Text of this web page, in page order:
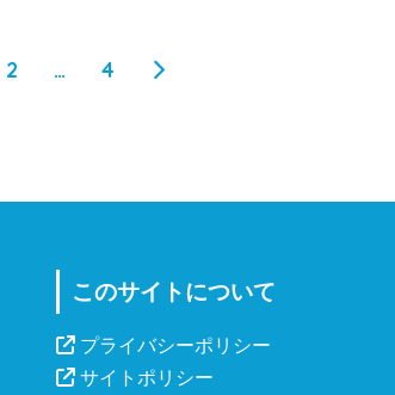
2 … 4
このサイトについて
プライバシーポリシー
サイトポリシー